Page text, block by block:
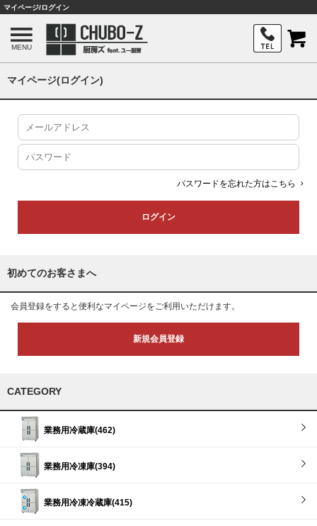
マイページ/ログイン
MENU
マイページ(ログイン)
パスワードを忘れた方はこちら
初めてのお客さまへ
会員登録をすると便利なマイページをご利用いただけます。
新規会員登録
CATEGORY
業務用冷蔵庫(462)
業務用冷凍庫(394)
業務用冷凍冷蔵庫(415)